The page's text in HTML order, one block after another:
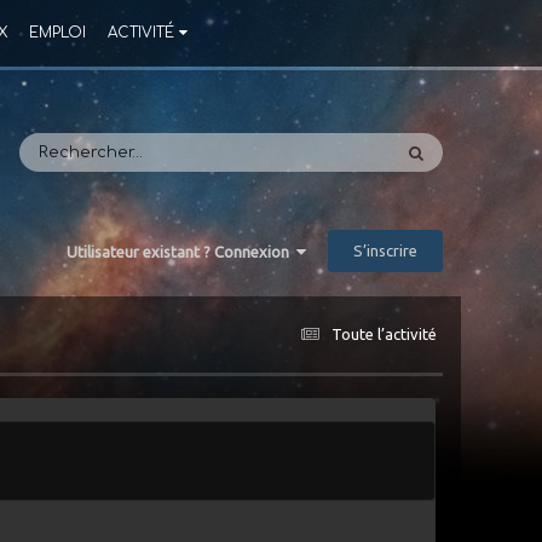
EMPLOI ACTIVITÉ
Utilisateur existant ? Connexion S’inscrire
Toute l’activité